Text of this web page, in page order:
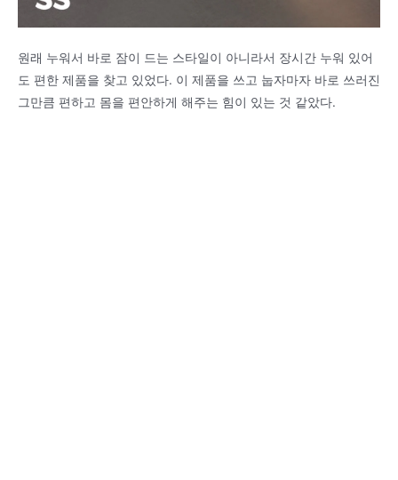
원래 누워서 바로 잠이 드는 스타일이 아니라서 장시간 누워 있어
도 편한 제품을 찾고 있었다. 이 제품을 쓰고 눕자마자 바로 쓰러진
그만큼 편하고 몸을 편안하게 해주는 힘이 있는 것 같았다.